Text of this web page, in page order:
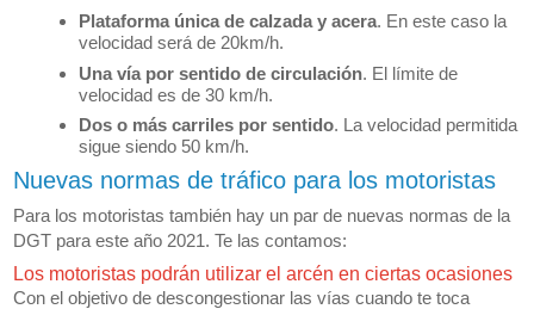
Plataforma única de calzada y acera. En este caso la
velocidad será de 20km/h.
Una vía por sentido de circulación. El límite de
velocidad es de 30 km/h.
Dos o más carriles por sentido. La velocidad permitida
sigue siendo 50 km/h.
Nuevas normas de tráfico para los motoristas
Para los motoristas también hay un par de nuevas normas de la
DGT para este año 2021. Te las contamos:
Los motoristas podrán utilizar el arcén en ciertas ocasiones
Con el objetivo de descongestionar las vías cuando te toca